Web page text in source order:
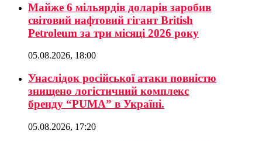
Майже 6 мільярдів доларів заробив
світовий нафтовий гігант British
Petroleum за три місяці 2026 року
05.08.2026, 18:00
Унаслідок російської атаки повністю
знищено логістичний комплекс
бренду “PUMA” в Україні.
05.08.2026, 17:20